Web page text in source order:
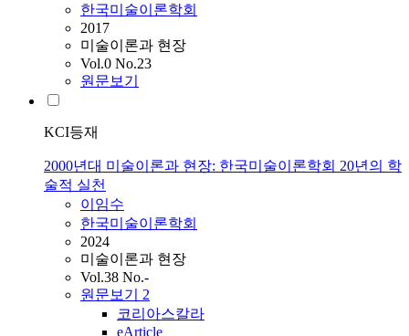
한국미술이론학회
2017
미술이론과 현장
Vol.0 No.23
원문보기
KCI등재
2000년대 미술이론과 현장: 한국미술이론학회 20년의 학
술적 실천
이임수
한국미술이론학회
2024
미술이론과 현장
Vol.38 No.-
원문보기 2
코리아스칼라
eArticle